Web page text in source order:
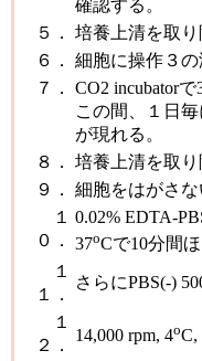
確認する。
５．
培養上清を取り
６．
細胞に操作３の
７．
CO2 incubator
この間、１日
が現れる。
８．
培養上清を取
９．
細胞をはがさな
１
０．
0.02% EDTA-
37oCで10分間
１
１．
さらにPBS(-)
１
２．
14,000 rpm, 4oC,